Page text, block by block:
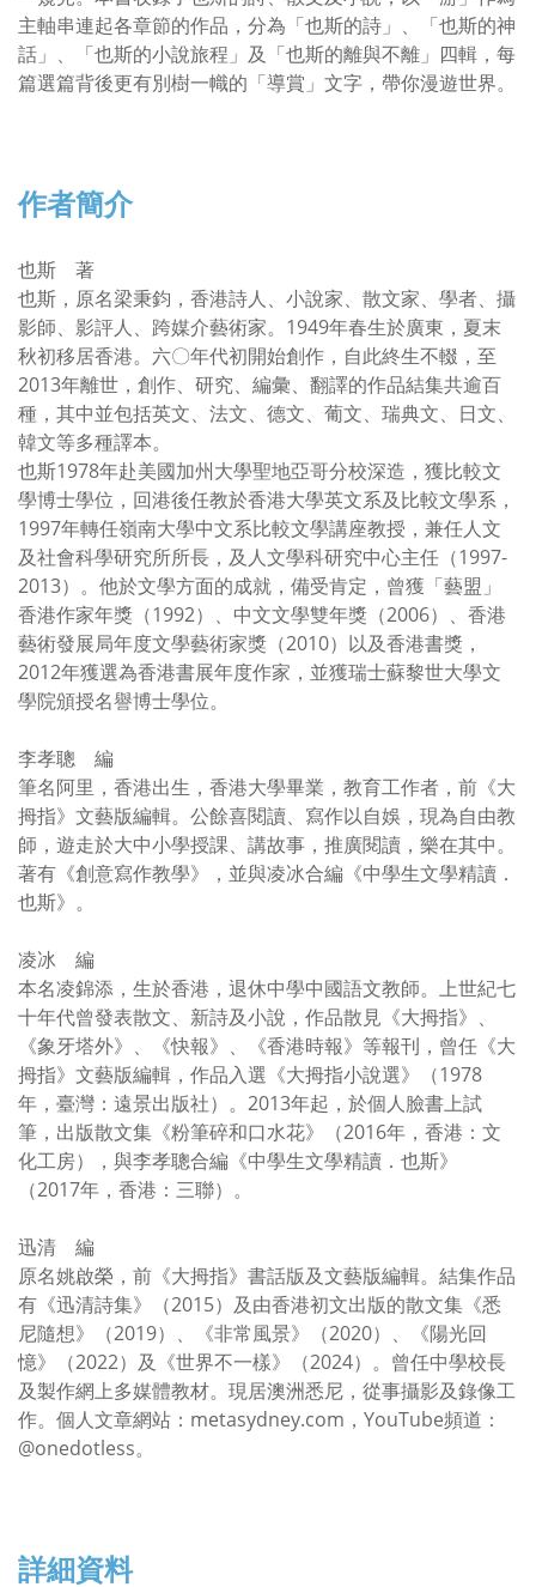
主軸串連起各章節的作品，分為「也斯的詩」、「也斯的神
話」、「也斯的小說旅程」及「也斯的離與不離」四輯，每
篇選篇背後更有別樹一幟的「導賞」文字，帶你漫遊世界。
作者簡介
也斯 著
也斯，原名梁秉鈞，香港詩人、小說家、散文家、學者、攝
影師、影評人、跨媒介藝術家。1949年春生於廣東，夏末
秋初移居香港。六〇年代初開始創作，自此終生不輟，至
2013年離世，創作、研究、編彙、翻譯的作品結集共逾百
種，其中並包括英文、法文、德文、葡文、瑞典文、日文、
韓文等多種譯本。
也斯1978年赴美國加州大學聖地亞哥分校深造，獲比較文
學博士學位，回港後任教於香港大學英文系及比較文學系，
1997年轉任嶺南大學中文系比較文學講座教授，兼任人文
及社會科學研究所所長，及人文學科研究中心主任（1997-
2013）。他於文學方面的成就，備受肯定，曾獲「藝盟」
香港作家年獎（1992）、中文文學雙年獎（2006）、香港
藝術發展局年度文學藝術家獎（2010）以及香港書獎，
2012年獲選為香港書展年度作家，並獲瑞士蘇黎世大學文
學院頒授名譽博士學位。
李孝聰 編
筆名阿里，香港出生，香港大學畢業，教育工作者，前《大
拇指》文藝版編輯。公餘喜閱讀、寫作以自娛，現為自由教
師，遊走於大中小學授課、講故事，推廣閱讀，樂在其中。
著有《創意寫作教學》，並與凌冰合編《中學生文學精讀．
也斯》。
凌冰 編
本名凌錦添，生於香港，退休中學中國語文教師。上世紀七
十年代曾發表散文、新詩及小說，作品散見《大拇指》、
《象牙塔外》、《快報》、《香港時報》等報刊，曾任《大
拇指》文藝版編輯，作品入選《大拇指小說選》（1978
年，臺灣：遠景出版社）。2013年起，於個人臉書上試
筆，出版散文集《粉筆碎和口水花》（2016年，香港：文
化工房），與李孝聰合編《中學生文學精讀．也斯》
（2017年，香港：三聯）。
迅清 編
原名姚啟榮，前《大拇指》書話版及文藝版編輯。結集作品
有《迅清詩集》（2015）及由香港初文出版的散文集《悉
尼隨想》（2019）、《非常風景》（2020）、《陽光回
憶》（2022）及《世界不一樣》（2024）。曾任中學校長
及製作網上多媒體教材。現居澳洲悉尼，從事攝影及錄像工
作。個人文章網站：metasydney.com，YouTube頻道：
@onedotless。
詳細資料